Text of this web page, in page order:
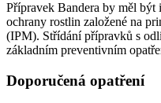
Přípravek Bandera by měl být
ochrany rostlin založené na
(IPM). Střídání přípravků s
základním preventivním
Doporučená opatření